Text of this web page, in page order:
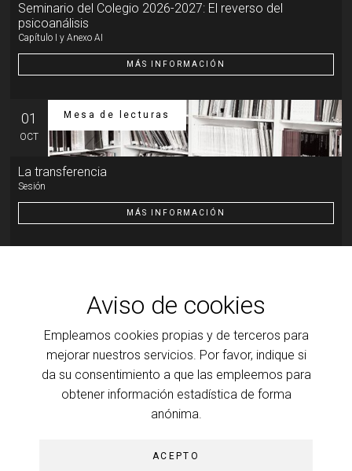
Aviso de cookies
Empleamos cookies propias y de terceros para
mejorar nuestros servicios. Por favor, indique si
da su consentimiento a que las empleemos para
obtener información estadística de forma
anónima.
ACEPTO
Seminario del Colegio 2026-2027: El reverso del
psicoanálisis
Capítulo I y Anexo AI
MÁS INFORMACIÓN
01
OCT
Mesa de lecturas
La transferencia
Sesión
MÁS INFORMACIÓN
la ilumina
Transferencia: resistencia y motor de la cura
MÁS INFORMACIÓN